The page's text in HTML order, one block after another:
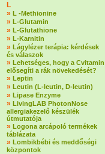
L
» L -Methionine
» L-Glutamin
» L-Glutathione
» L-Karnitin
» Lágylézer terápia: kérdések
és válaszok
» Lehetséges, hogy a Cvitamin
elősegíti a rák növekedését?
» Leptin
» Leutin (L-leutin, D-leutin)
» Lipase Enzyme
» LivingLAB PhotonNose
allergiakezelő készülék
útmutatója
» Logona arcápoló termékek
táblázata
» Lombikbébi és meddőségi
központok